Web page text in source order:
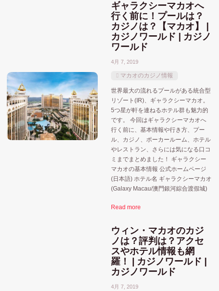
ギャラクシーマカオへ
行く前に！プールは？
カジノは？【マカオ】 |
カジノワールド | カジノ
ワールド
4月 7, 2019
マカオのカジノ情報
世界最大の流れるプールがある統合型
リゾート(IR)、ギャラクシーマカオ。
5つ星が軒を連ねるホテル群も魅力的
です。 今回はギャラクシーマカオへ
行く前に、基本情報や行き方、プー
ル、カジノ、ポーカールーム、ホテル
やレストラン、さらには気になる口コ
ミまでまとめました！ ギャラクシー
マカオの基本情報 公式ホームページ
(日本語) ホテル名 ギャラクシーマカオ
(Galaxy Macau/澳門銀河綜合渡假城)
Read more
ウィン・マカオのカジ
ノは？評判は？アクセ
スやホテル情報も網
羅！ | カジノワールド |
カジノワールド
4月 7, 2019